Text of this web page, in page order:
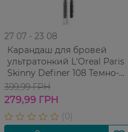
27 07 - 23 08
Карандаш для бровей
ультратонкий L'Oreal Paris
Skinny Definer 108 Темно-
коричневый 1 шт
399,99 ГРН
279,99 ГРН